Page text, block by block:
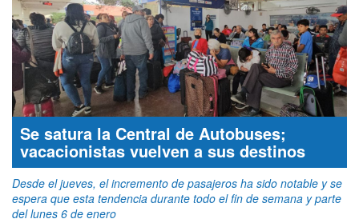
Se satura la Central de Autobuses;
vacacionistas vuelven a sus destinos
Desde el jueves, el incremento de pasajeros ha sido notable y se
espera que esta tendencia durante todo el fin de semana y parte
del lunes 6 de enero